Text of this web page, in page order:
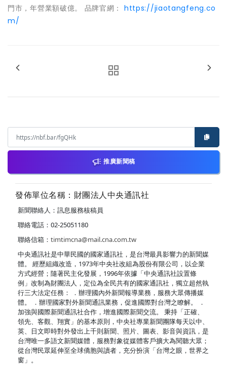
門市，年營業額破億。 品牌官網： https://jiaotangfeng.co
m/
推廣新聞稿
發佈單位名稱：財團法人中央通訊社
新聞聯絡人：訊息服務核稿員
聯絡電話：02-25051180
聯絡信箱： timtimcna@mail.cna.com.tw
中央通訊社是中華民國的國家通訊社，是台灣最具影響力的新聞媒
體。 經歷組織改造，1973年中央社改組為股份有限公司，以企業
方式經營；隨著民主化發展，1996年依據「中央通訊社設置條
例」改制為財團法人，定位為全民共有的國家通訊社，獨立超然執
行三大法定任務： ．辦理國內外新聞報導業務，服務大眾傳播媒
體。 ．辦理國家對外新聞通訊業務，促進國際對台灣之瞭解。 ．
加強與國際新聞通訊社合作，增進國際新聞交流。 秉持「正確、
領先、客觀、翔實」的基本原則，中央社專業新聞團隊每天以中、
英、日文即時對外發出上千則新聞、照片、圖表、影音與資訊，是
台灣唯一多語文新聞媒體，服務對象從媒體客戶擴大為閱聽大眾；
從台灣民眾延伸至全球僑胞與讀者，充分扮演「台灣之眼，世界之
窗」。